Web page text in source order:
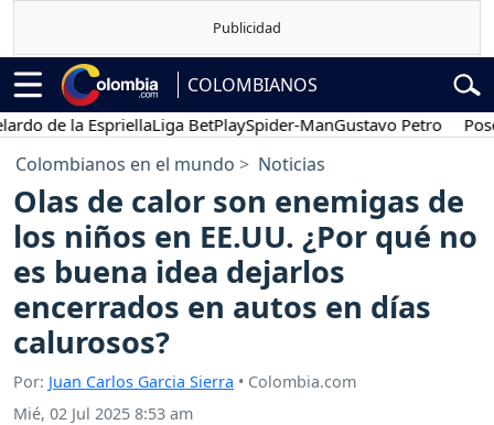
COLOMBIANOS
de la EspriellaLiga BetPlaySpider-ManGustavo Petro
Colombianos en el mundo Noticias
Olas de calor son enemigas de
los niños en EE.UU. ¿Por qué no
es buena idea dejarlos
encerrados en autos en días
calurosos?
Por: Juan Carlos Garcia Sierra • Colombia.com
Mié, 02 Jul 2025 8:53 am